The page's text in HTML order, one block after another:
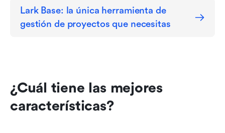
Lark Base: la única herramienta de
gestión de proyectos que necesitas
¿Cuál tiene las mejores
características?